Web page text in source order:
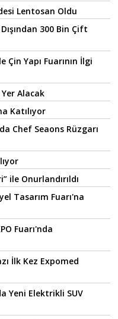
Lentosan Oldu
300 Bin Çift
Yapı Fuarının İlgi
Alacak
Katılıyor
Chef Seaons Rüzgarı
ile Onurlandırıldı
Tasarım Fuarı'na
Fuarı'nda
İlk Kez Expomed
Yeni Elektrikli SUV